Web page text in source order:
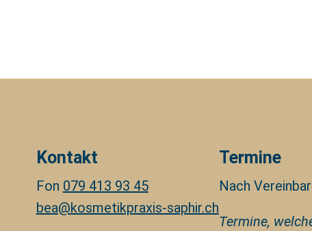
Kontakt
Fon 079 413 93 45
bea@kosmetikpraxis-saphir.ch
Termine
Nach
Termine,